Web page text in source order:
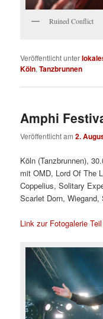
Ruined Conflict
Veröffentlicht unter
Köln,Tanzbrunnen
Amphi
Veröffentlicht am2.
Köln (Tanzbrunnen),
mit OMD, Lord Of The
Coppelius, Solitary
Scarlet Dorn,
Link zur Fotogalerie Teil